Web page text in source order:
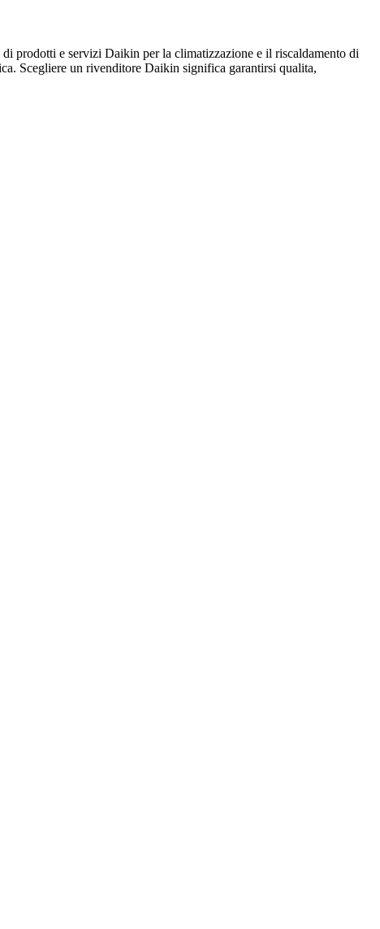
e servizi Daikin per la climatizzazione e il riscaldamento di
Scegliere un rivenditore Daikin significa garantirsi qualita,